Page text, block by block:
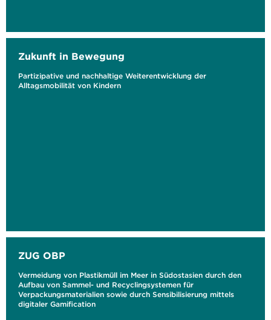
Zukunft in Bewegung
Partizipative und nachhaltige Weiterentwicklung der
Alltagsmobilität von Kindern
ZUG OBP
Vermeidung von Plastikmüll im Meer in Südostasien durch den
Aufbau von Sammel- und Recyclingsystemen für
Verpackungsmaterialien sowie durch Sensibilisierung mittels
digitaler Gamification